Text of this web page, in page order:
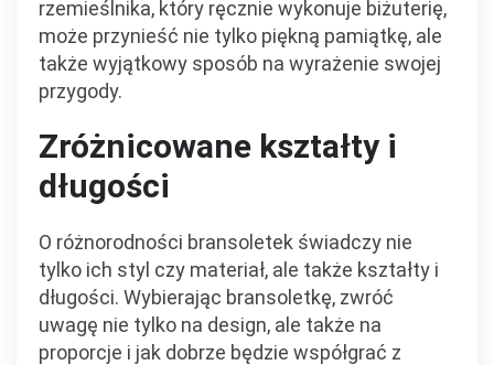
rzemieślnika, który ręcznie wykonuje biżuterię,
może przynieść nie tylko piękną pamiątkę, ale
także wyjątkowy sposób na wyrażenie swojej
przygody.
Zróżnicowane kształty i
długości
O różnorodności bransoletek świadczy nie
tylko ich styl czy materiał, ale także kształty i
długości. Wybierając bransoletkę, zwróć
uwagę nie tylko na design, ale także na
proporcje i jak dobrze będzie współgrać z